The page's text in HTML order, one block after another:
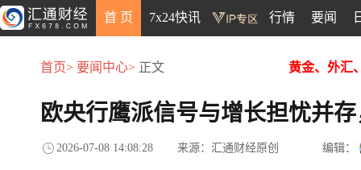
首 页 7x24快讯 行情 要闻
首页> 要闻中心> 正文 黄金、外汇
欧央行鹰派信号与增长担忧并
2026-07-08 14:08:28 来源：汇通财经原创 编辑：